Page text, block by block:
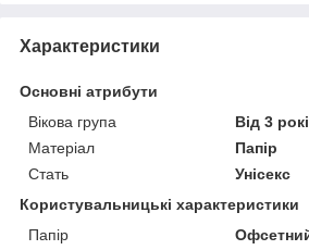
Характеристики
Основні атрибути
Вікова група
Від 3
Матеріал
Папір
Стать
Унісекс
Користувальницькі характеристики
Папір